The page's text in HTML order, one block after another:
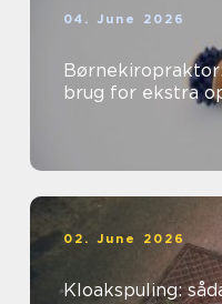
04. June 2026
brug for ekstra
02. June 2026
Kloakspuling: